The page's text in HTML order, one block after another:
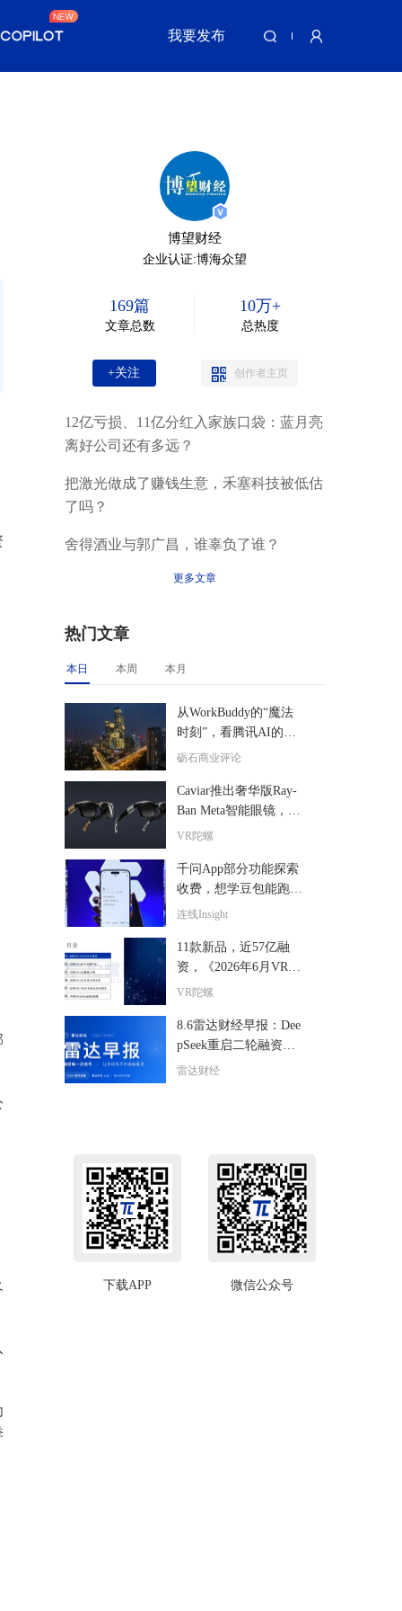
我要发布
博望财经
企业认证:博海众望
169篇
文章总数
10万+
总热度
+关注 创作者主页
12亿亏损、11亿分红入家族口袋：蓝月亮
离好公司还有多远？
把激光做成了赚钱生意，禾塞科技被低估
了吗？
舍得酒业与郭广昌，谁辜负了谁？
更多文章
热门文章
本日 本周 本月
从WorkBuddy的“魔法
时刻”，看腾讯AI的后
来居上
砺石商业评论
Caviar推出奢华版Ray-
Ban Meta智能眼镜，全
球限量24副售价超6000
VR陀螺
千问App部分功能探索
收费，想学豆包能跑通
吗？
连线Insight
11款新品，近57亿融
资，《2026年6月VR/A
R与AI眼镜行业月报》
VR陀螺
8.6雷达财经早报：Dee
pSeek重启二轮融资投
前估值5000亿
雷达财经
下载APP 微信公众号